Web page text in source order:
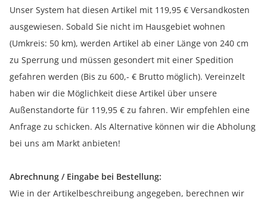
Unser System hat diesen Artikel mit 119,95 € Versandkosten
ausgewiesen. Sobald Sie nicht im Hausgebiet wohnen
(Umkreis: 50 km), werden Artikel ab einer Länge von 240 cm
zu Sperrung und müssen gesondert mit einer Spedition
gefahren werden (Bis zu 600,- € Brutto möglich). Vereinzelt
haben wir die Möglichkeit diese Artikel über unsere
Außenstandorte für 119,95 € zu fahren. Wir empfehlen eine
Anfrage zu schicken. Als Alternative können wir die Abholung
bei uns am Markt anbieten!
Abrechnung / Eingabe bei Bestellung:
Wie in der Artikelbeschreibung angegeben, berechnen wir